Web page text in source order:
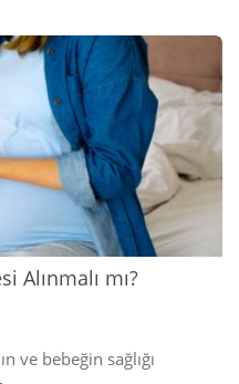
2024
Alınmalı mı?
ve bebeğin sağlığı